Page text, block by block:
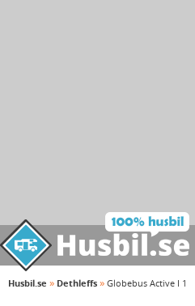
Husbil.se » Dethleffs » Globebus Active I 1